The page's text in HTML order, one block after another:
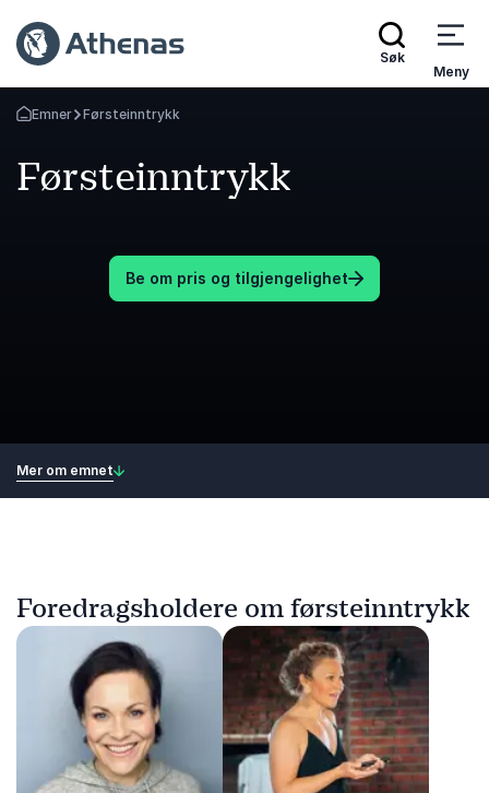
Søk
Meny
Gå tilbake til startsiden
Emner Førsteinntrykk
Førsteinntrykk
Be om pris og tilgjengelighet
Mer om emnet
Foredragsholdere om førsteinntrykk